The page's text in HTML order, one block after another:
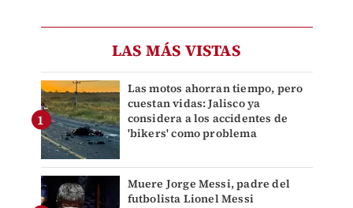
LAS MÁS VISTAS
Las motos ahorran tiempo, pero
cuestan vidas: Jalisco ya
considera a los accidentes de
'bikers' como problema
Muere Jorge Messi, padre del
futbolista Lionel Messi